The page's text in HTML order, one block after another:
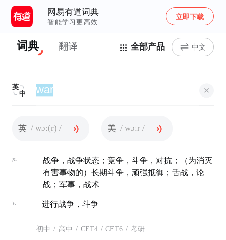
网易有道词典
智能学习更高效
立即下载
词典 翻译 全部产品 中文
英
中
英 / wɔː(r) / 美 / wɔːr /
n.
战争，战争状态；竞争，斗争，对抗；（为消灭
有害事物的）长期斗争，顽强抵御；舌战，论
战；军事，战术
v. 进行战争，斗争
初中 / 高中 / CET4 / CET6 / 考研